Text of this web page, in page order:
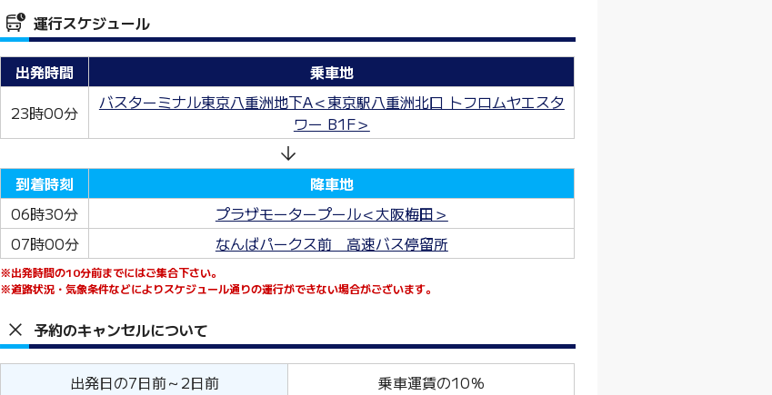
運行スケジュール
出発時間
乗車地
23時00分
バスターミナル東京八重洲地下A＜東京駅八重洲北口 トフロムヤエスタ
ワー B1F＞
到着時刻
降車地
06時30分
プラザモータープール＜大阪梅田＞
07時00分
なんばパークス前 高速バス停留所
※出発時間の10分前までにはご集合下さい。
※道路状況・気象条件などによりスケジュール通りの運行ができない場合がございます。
予約のキャンセルについて
出発日の7日前～2日前
乗車運賃の10％